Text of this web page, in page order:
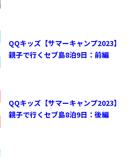
QQキッズ【サマーキャンプ2023】
親子で行くセブ島8泊9日：前編
QQキッズ【サマーキャンプ2023】
親子で行くセブ島8泊9日：後編